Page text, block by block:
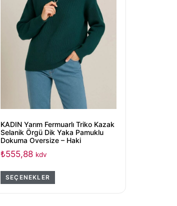
KADIN Yarım Fermuarlı Triko Kazak
Selanik Örgü Dik Yaka Pamuklu
Dokuma Oversize – Haki
₺555,88 kdv
SEÇENEKLER